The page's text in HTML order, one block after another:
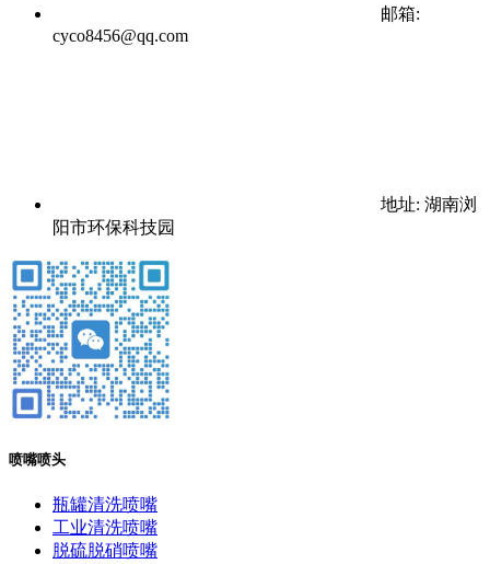
邮箱:
cyco8456@qq.com
地址: 湖南浏
阳市环保科技园
喷嘴喷头
瓶罐清洗喷嘴
工业清洗喷嘴
脱硫脱硝喷嘴